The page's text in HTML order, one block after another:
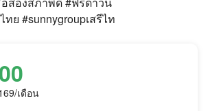
ทย #sunnygroupเสรีไท
เดือน